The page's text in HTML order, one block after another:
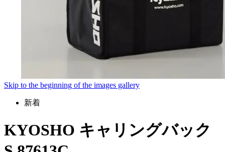
Skip to the beginning of the images gallery
新着
KYOSHO キャリングバック